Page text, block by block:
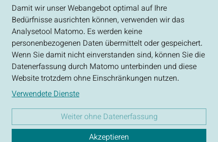
031 310 50 80
info[at]ecoptima.ch
Impressum
Datenschutz
Damit wir unser Webangebot optimal auf Ihre
Bedürfnisse ausrichten können, verwenden wir das
Analysetool Matomo. Es werden keine
personenbezogenen Daten übermittelt oder gespeichert.
Wenn Sie damit nicht einverstanden sind, können Sie die
Datenerfassung durch Matomo unterbinden und diese
Website trotzdem ohne Einschränkungen nutzen.
Verwendete Dienste
Weiter ohne Datenerfassung
Akzeptieren